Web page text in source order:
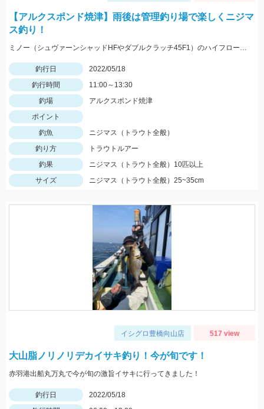
【アルクスポンド焼津】雨後は管理釣り場で楽しくニジマ
ス釣り！
ミノー（シュヴァーンシャッドHFやダブルクラッチ45F1）のハイフロート釣法に好反応でした！
釣行日
2022/05/18
釣行時間
11:00～13:30
釣場
アルクスポンド焼津
ポイント
釣魚
ニジマス（トラウト全般）
釣り方
トラウトルアー
釣果
ニジマス（トラウト全般）10匹以上
サイズ
ニジマス（トラウト全般）25~35cm
イシグロ豊橋向山店 517 view
大山脂ノリノリデカイサキ釣り！今が旬です！
赤羽港出船丸万丸で今が旬の激旨イサキに行ってきました！
釣行日
2022/05/18